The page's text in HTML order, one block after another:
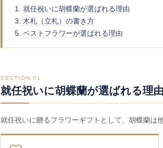
就任祝いに胡蝶蘭が選ばれる理由
木札（立札）の書き方
ベストフラワーが選ばれる理由
SECTION 01
就任祝いに胡蝶蘭が選ばれる理由
就任祝いに贈るフラワーギフトとして、胡蝶蘭は